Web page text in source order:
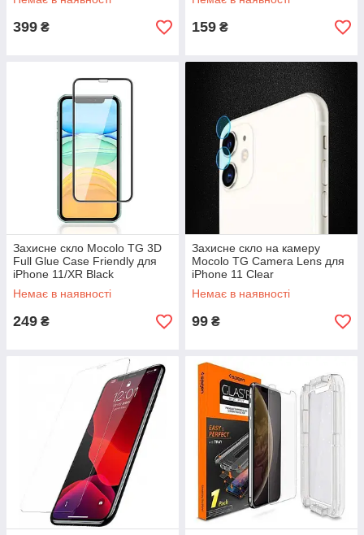
399 ₴ 159 ₴
Захисне скло Mocolo TG 3D
Full Glue Case Friendly для
iPhone 11/XR Black
Немає в наявності
249 ₴
Захисне скло на камеру
Mocolo TG Camera Lens для
iPhone 11 Clear
Немає в наявності
99 ₴